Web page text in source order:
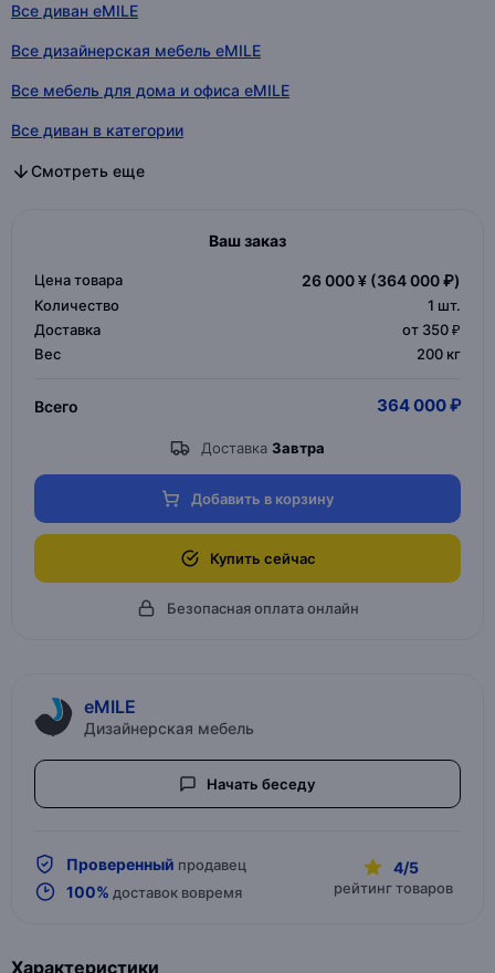
Все диван eMILE
Все дизайнерская мебель eMILE
Все мебель для дома и офиса eMILE
Все диван в категории
Все дизайнерская мебель в категории
Все мебель для дома и офиса в категории
Смотреть еще
Ваш заказ
Цена товара 26 000 ¥ (364 000 ₽)
Количество 1 шт.
Доставка
от 350 ₽
Вес
200 кг
Всего 364 000 ₽
Доставка Завтра
Добавить в корзину
Купить сейчас
Безопасная оплата онлайн
eMILE
Дизайнерская мебель
Начать беседу
Проверенный продавец
100% доставок вовремя
4/5
рейтинг товаров
Характеристики